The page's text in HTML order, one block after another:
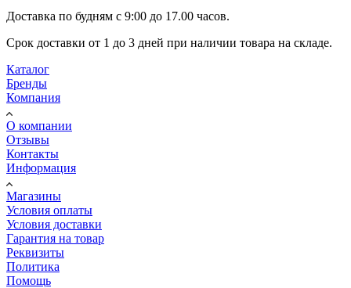
Доставка по будням с 9:00 до 17.00 часов.
Срок доставки от 1 до 3 дней при наличии товара на складе.
Каталог
Бренды
Компания
О компании
Отзывы
Контакты
Информация
Магазины
Условия оплаты
Условия доставки
Гарантия на товар
Реквизиты
Политика
Помощь